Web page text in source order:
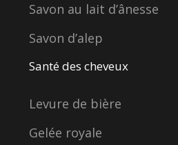
Savon au lait d’ânesse
Savon d’alep
Santé des cheveux
Levure de bière
Gelée royale